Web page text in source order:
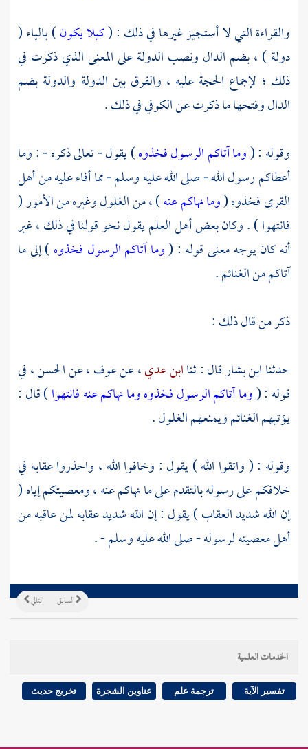
والقراءة التي لا أستجيز غيرها في ذلك : (كيلا يكون) بالياء (
دولة ) ، بضم الدال ونصب الدولة على المعنى الذي ذكرت في
ذلك ؛ لإجماع الحجة عليه ، والفرق بين الدولة والدولة بضم
الدال وفتحها ما ذكرت عن الكوفي في ذلك .
وقوله : (وما آتاكم الرسول فخذوه) يقول - تعالى ذكره - : وما
أعطاكم رسول الله - صلى الله عليه وسلم - مما أفاء عليه من أهل
القرى فخذوه (وما نهاكم عنه) ، من الغلول وغيره من الأمور (
فانتهوا ) . وكان بعض أهل العلم يقول نحو قولنا في ذلك ، غير
أنه كان يوجه معنى قوله : (وما آتاكم الرسول فخذوه) إلى ما
آتاكم من الغنائم .
ذكر من قال ذلك :
حدثناابن بشارقال : ثناابن عدي، عنعوف، عنالحسن، في
قوله : (وما آتاكم الرسول فخذوه وما نهاكم عنه فانتهوا) قال :
يؤتيهم الغنائم ويمنعهم الغلول .
وقوله : ( واتقوا الله ) يقول : وخافوا الله ، واحذروا عقابه في
خلافكم على رسوله بالتقدم على ما نهاكم عنه ، ومعصيتكم إياه (
إن الله شديد العقاب ) يقول : إن الله شديد عقابه لمن عاقبه من
أهل معصيته لرسوله - صلى الله عليه وسلم - .
التالي السابق
الخدمات العلمية
تفسير الآية ترجمة علم عناوين الشجرة تخريج حديث